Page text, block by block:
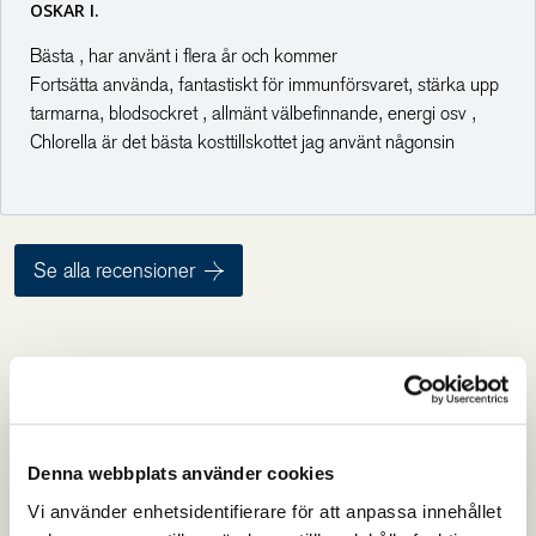
Denna webbplats använder cookies
Vi använder enhetsidentifierare för att anpassa innehållet
Se vår kapselguide
Bästa , har använt i flera år och kommer
Fortsätta använda, fantastiskt för immunförsvaret, stärka upp
tarmarna, blodsockret , allmänt välbefinnande, energi osv ,
Chlorella är det bästa kosttillskottet jag använt någonsin
OSKAR I.
Se alla recensioner
Här hittar du svar på de
vanligaste frågorna